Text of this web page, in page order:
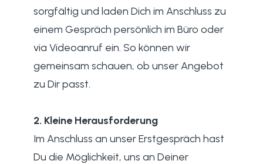
sorgfältig und laden Dich im Anschluss zu
einem Gespräch persönlich im Büro oder
via Videoanruf ein. So können wir
gemeinsam schauen, ob unser Angebot
zu Dir passt.
2. Kleine Herausforderung
Im Anschluss an unser Erstgespräch hast
Du die Möglichkeit, uns an Deiner